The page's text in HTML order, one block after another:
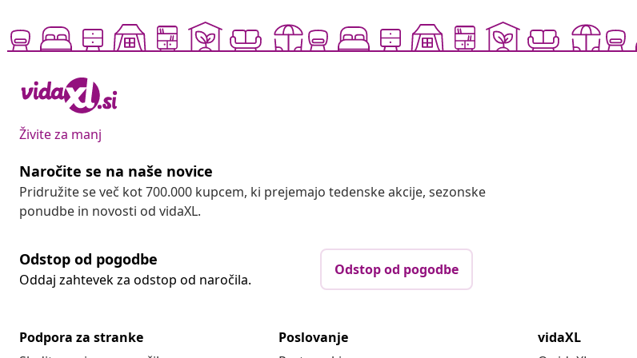
Živite za manj
Naročite se na naše novice
Pridružite se več kot 700.000 kupcem, ki prejemajo tedenske akcije, sezonske
ponudbe in novosti od vidaXL.
Odstop od pogodbe
Oddaj zahtevek za odstop od naročila.
Odstop od pogodbe
Podpora za stranke
Poslovanje
vidaXL